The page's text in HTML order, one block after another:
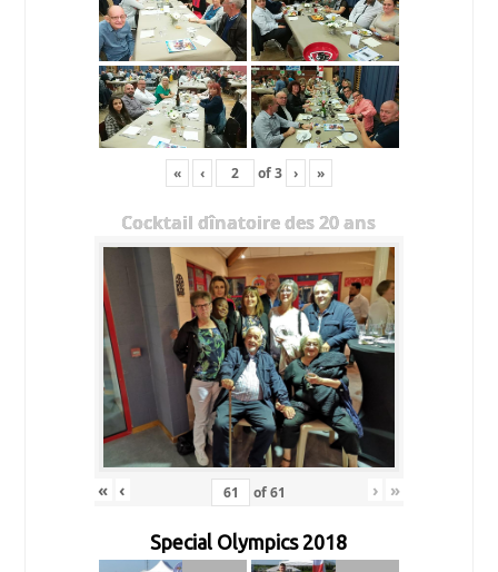
« ‹ of3 › »
Cocktail dînatoire des 20 ans
« ‹ of61 › »
Special Olympics 2018